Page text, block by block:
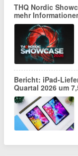
THQ Nordic
mehr
Bericht: iPad-
Quartal 2026 um